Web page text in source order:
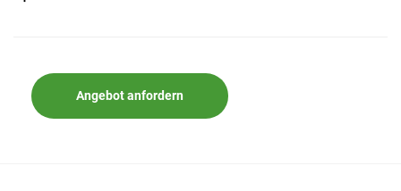
Angebot anfordern